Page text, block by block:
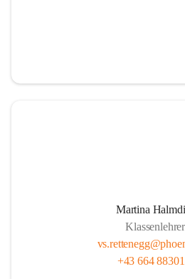
Martina
+43 664